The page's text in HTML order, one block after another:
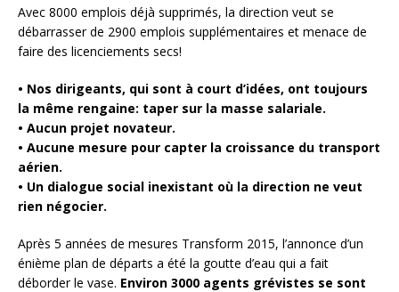
Avec 8000 emplois déjà supprimés, la direction veut se
débarrasser de 2900 emplois supplémentaires et menace de
faire des licenciements secs!
• Nos dirigeants, qui sont à court d’idées, ont toujours
la même rengaine: taper sur la masse salariale.
• Aucun projet novateur.
• Aucune mesure pour capter la croissance du transport
aérien.
• Un dialogue social inexistant où la direction ne veut
rien négocier.
Après 5 années de mesures Transform 2015, l’annonce d’un
énième plan de départs a été la goutte d’eau qui a fait
déborder le vase. Environ 3000 agents grévistes se sont